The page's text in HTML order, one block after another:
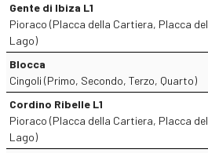
Gente di Ibiza L1
Pioraco (Placca della Cartiera, Placca del
Lago)
Blocca
Cingoli (Primo, Secondo, Terzo, Quarto)
Cordino Ribelle L1
Pioraco (Placca della Cartiera, Placca del
Lago)